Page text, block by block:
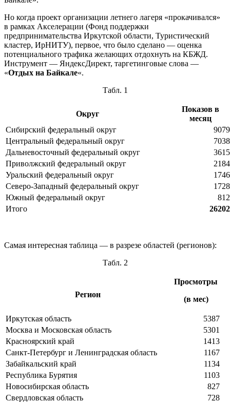
Но когда проект организации летнего лагеря «прокачивался»
в рамках Акселерации (Фонд поддержки
предпринимательства Иркутской области, Туристический
кластер, ИрНИТУ), первое, что было сделано — оценка
потенциального трафика желающих отдохнуть на КБЖД.
Инструмент — ЯндексДирект, таргетинговые слова —
«Отдых на Байкале«.
Табл. 1
Округ
Показов в
месяц
Сибирский федеральный округ
9079
Центральный федеральный округ
7038
Дальневосточный федеральный округ
3615
Приволжский федеральный округ
2184
Уральский федеральный округ
1746
Северо-Западный федеральный округ
1728
Южный федеральный округ
812
Итого
26202
Самая интересная таблица — в разрезе областей (регионов):
Табл. 2
Регион
Просмотры
(в мес)
Иркутская область
5387
Москва и Московская область
5301
Красноярский край
1413
Санкт-Петербург и Ленинградская область
1167
Забайкальский край
1134
Республика Бурятия
1103
Новосибирская область
827
Свердловская область
728